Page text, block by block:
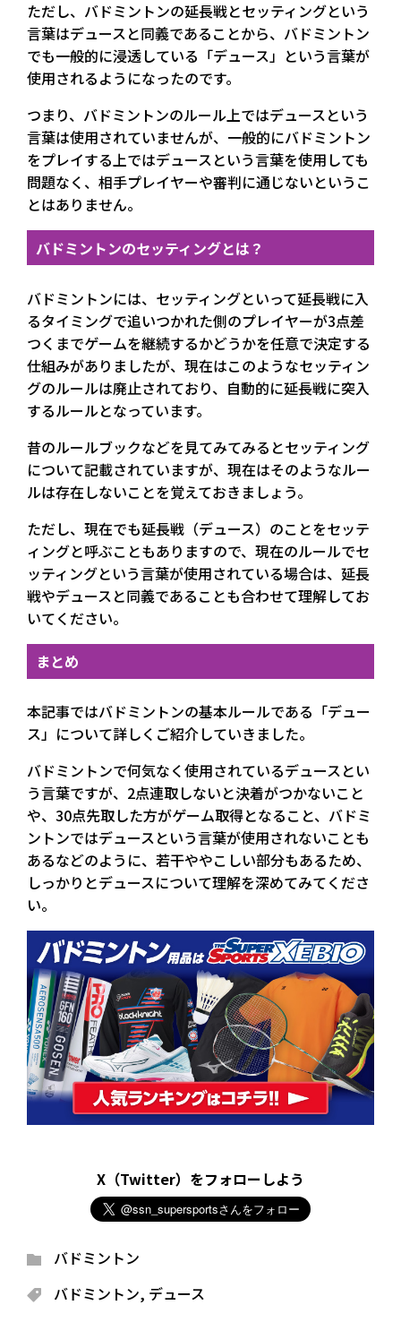
ただし、バドミントンの延長戦とセッティングという
言葉はデュースと同義であることから、バドミントン
でも一般的に浸透している「デュース」という言葉が
使用されるようになったのです。
つまり、バドミントンのルール上ではデュースという
言葉は使用されていませんが、一般的にバドミントン
をプレイする上ではデュースという言葉を使用しても
問題なく、相手プレイヤーや審判に通じないというこ
とはありません。
バドミントンのセッティングとは？
バドミントンには、セッティングといって延長戦に入
るタイミングで追いつかれた側のプレイヤーが3点差
つくまでゲームを継続するかどうかを任意で決定する
仕組みがありましたが、現在はこのようなセッティン
グのルールは廃止されており、自動的に延長戦に突入
するルールとなっています。
昔のルールブックなどを見てみてみるとセッティング
について記載されていますが、現在はそのようなルー
ルは存在しないことを覚えておきましょう。
ただし、現在でも延長戦（デュース）のことをセッテ
ィングと呼ぶこともありますので、現在のルールでセ
ッティングという言葉が使用されている場合は、延長
戦やデュースと同義であることも合わせて理解してお
いてください。
まとめ
本記事ではバドミントンの基本ルールである「デュー
ス」について詳しくご紹介していきました。
バドミントンで何気なく使用されているデュースとい
う言葉ですが、2点連取しないと決着がつかないこと
や、30点先取した方がゲーム取得となること、バドミ
ントンではデュースという言葉が使用されないことも
あるなどのように、若干ややこしい部分もあるため、
しっかりとデュースについて理解を深めてみてくださ
い。
X（Twitter）をフォローしよう
バドミントン
バドミントン, デュース